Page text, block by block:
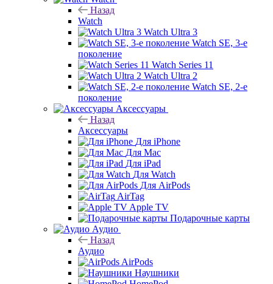
Назад
Watch
Watch Ultra 3
Watch SE, 3-е
поколение
Watch Series 11
Watch Ultra 2
Watch SE, 2-е
поколение
Аксессуары
Назад
Аксессуары
Для iPhone
Для Mac
Для iPad
Для Watch
Для AirPods
AirTag
Apple TV
Подарочные карты
Аудио
Назад
Аудио
AirPods
Наушники